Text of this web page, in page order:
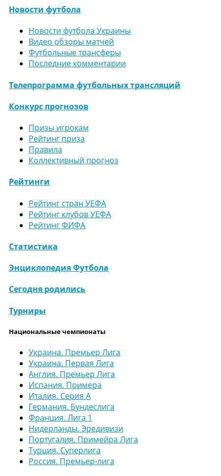
Новости футбола
Новости футбола Украины
Видео обзоры матчей
Футбольные трансферы
Последние комментарии
Телепрограмма футбольных трансляций
Конкурс прогнозов
Призы игрокам
Рейтинг приза
Правила
Коллективный прогноз
Рейтинги
Рейтинг стран УЕФА
Рейтинг клубов УЕФА
Рейтинг ФИФА
Статистика
Энциклопедия Футбола
Сегодня родились
Турниры
Национальные чемпионаты
Украина. Премьер Лига
Украина. Первая Лига
Англия. Премьер Лига
Испания. Примера
Италия. Серия А
Германия. Бундеслига
Франция. Лига 1
Нидерланды. Эредивизи
Португалия. Примейра Лига
Турция. Суперлига
Россия. Премьер-лига